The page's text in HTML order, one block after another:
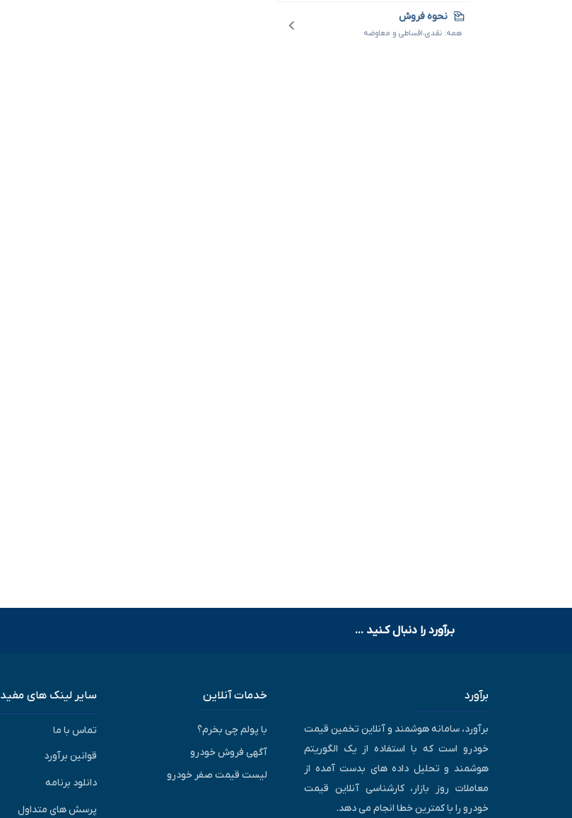
نحوه فروش
همه: نقدی،اقساطی و معاوضه
بـرآورد را دنبال کـنید ...
برآورد
برآورد، سامانه هوشمند و آنلاین تخمین قیمت
خودرو است که با استفاده از یک الگوریتم
هوشمند و تحلیل داده های بدست آمده از
معاملات روز بازار، کارشناسی آنلاین قیمت
خودرو را با کمترین خطا انجام می دهد.
خدمات آنلاین
با پولم چی بخرم؟
آگهی فروش خودرو
لیست قیمت صفر خودرو
سایر لینک های مفید
تماس با ما
قوانین برآورد
دانلود برنامه
پرسش های متداول